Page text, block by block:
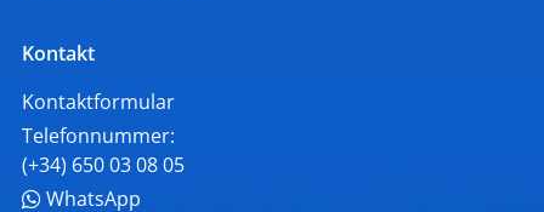
Kontakt
Kontaktformular
Telefonnummer:
(+34) 650 03 08 05
WhatsApp